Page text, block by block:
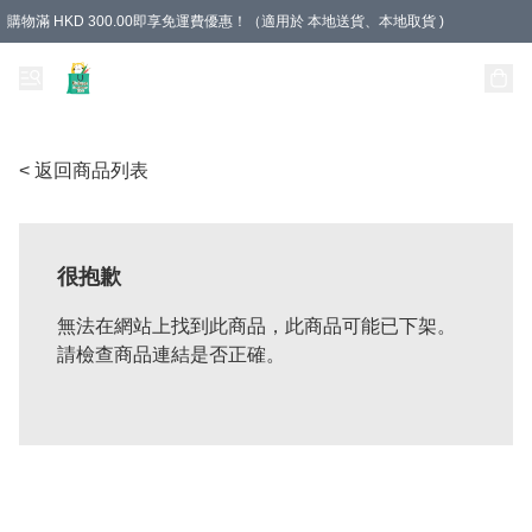
購物滿 HKD 300.00即享免運費優惠！（適用於 本地送貨、本地取貨 )
< 返回商品列表
很抱歉
無法在網站上找到此商品，此商品可能已下架。
請檢查商品連結是否正確。